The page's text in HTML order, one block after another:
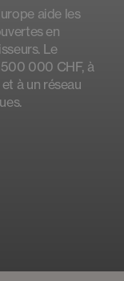
aide les
en
Le
500 000 CHF, à
à un réseau